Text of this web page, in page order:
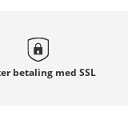
betaling med SSL